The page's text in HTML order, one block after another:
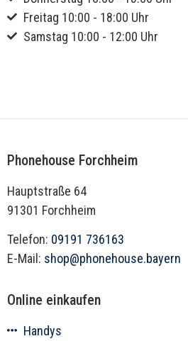
Freitag 10:00 - 18:00 Uhr
Samstag 10:00 - 12:00 Uhr
Phonehouse Forchheim
Hauptstraße 64
91301 Forchheim
Telefon: 09191 736163
E-Mail: shop@phonehouse.bayern
Online einkaufen
Handys